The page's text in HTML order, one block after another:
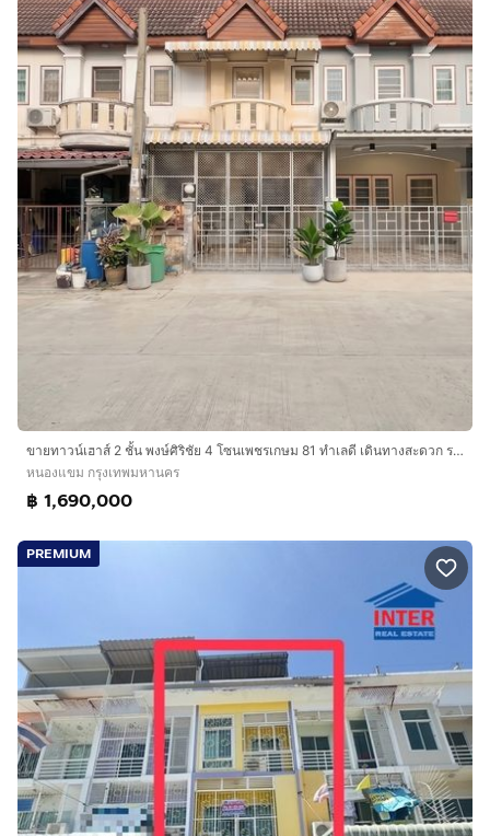
ขายทาวน์เฮาส์ 2 ชั้น พงษ์ศิริชัย 4 โซนเพชรเกษม 81 ทำเลดี เดินทางสะดวก ราคาเพียง 1.69 ลบ.
หนองแขม กรุงเทพมหานคร
฿ 1,690,000
PREMIUM